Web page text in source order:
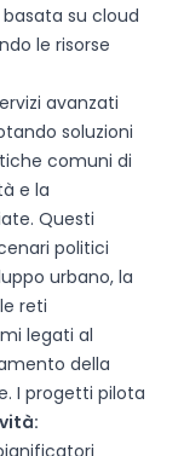
su cloud
le risorse
avanzati
soluzioni
comuni di
e la
Questi
politici
urbano, la
reti
legati al
della
I progetti pilota